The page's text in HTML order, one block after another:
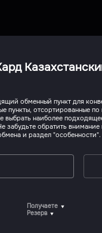
обменный пункт для
пункты, отсортированные
наиболее
забудьте обратить
и раздел "особенности".
Получаете
Резерв